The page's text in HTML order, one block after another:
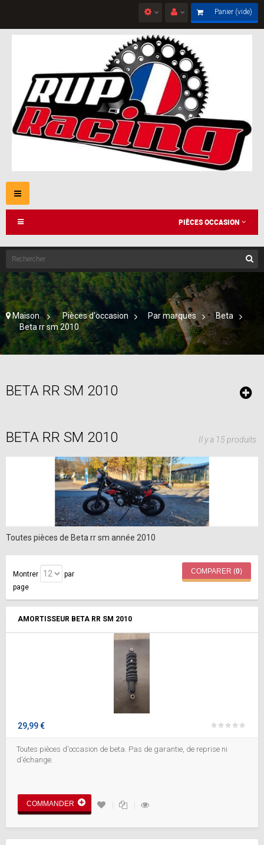
Panier (vide)
Navigation
bascule
PIÈCES OCCASION
Maison > Pièces d'occasion > Par marques >
Beta
Beta rr sm 2010
BETA RR SM 2010
BETA RR SM 2010 Il y a 15 produits.
Toutes pièces de Beta rr sm année 2010
Montrer
par
page
COMPARER (0)
AMORTISSEUR BETA RR SM 2010
29,99 €
Toutes pièces d'occasion de beta. Pas de garantie, de reprise ni
d'échange.
COMMANDER